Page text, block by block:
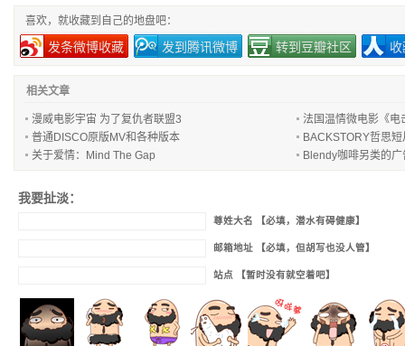
喜欢，就收藏到自己的地盘吧：
发条微博收藏 发到腾讯微博 转到豆瓣社区
相关文章
漫威电影宇宙 为了复仇者联盟3
法国温情微电影《
普通DISCO原版MV和各种版本
BACKSTORY哲思
关于爱情：Mind The Gap
Blendy咖啡另类的广
我要扯淡：
尊姓大名 【必填，潜水有碍健康】
邮箱地址 【必填，但胡写也没人管】
站点 【暂时没有就空着吧】